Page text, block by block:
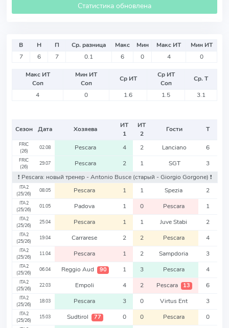
Статистика обновлена
В Н П Ср. разница Макс Мин Макс ИТ
Мин ИТ
7
6 7 0.1 6 0 4 0
Макс ИТ
Соп
Мин ИТ
Соп
Ср ИТ
Ср ИТ
Соп
Ср. Т
4
0 1.6 1.5 3.1
Сезон Дата Хозяева
ИТ
1
ИТ
2
Гости Т
FRIC
(26)
02.08 Pescara 4 2 Lanciano 6
FRIC
(26)
29.07 Pescara 2 1 SGT
3
❗️ Pescara: новый тренер - Antonio Busce (старый - Giorgio Gorgone) ❗️
ITA2
(25/26)
08.05 Pescara 1 1 Spezia 2
ITA2
(25/26)
01.05 Padova 1 0 Pescara 1
ITA2
(25/26)
25.04 Pescara 1 1 Juve Stabi 2
ITA2
(25/26)
19.04 Carrarese 2 2 Pescara 4
ITA2
(25/26)
11.04 Pescara 1 2 Sampdoria 3
ITA2
(25/26)
06.04 Reggio Aud 90 1 3 Pescara 4
ITA2
(25/26)
22.03 Empoli 4 2 Pescara 13 6
ITA2
(25/26)
18.03 Pescara 3 0 Virtus Ent 3
ITA2
(25/26)
15.03 Sudtirol 77 0 0 Pescara 0